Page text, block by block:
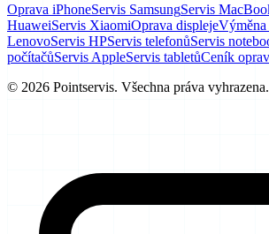
Oprava iPhoneServis SamsungServis
HuaweiServis XiaomiOprava displejeVýměna
LenovoServis HPServis telefonůServis
počítačůServis AppleServis tabletůCeník oprav
© 2026 Pointservis. Všechna práva vyhrazena.